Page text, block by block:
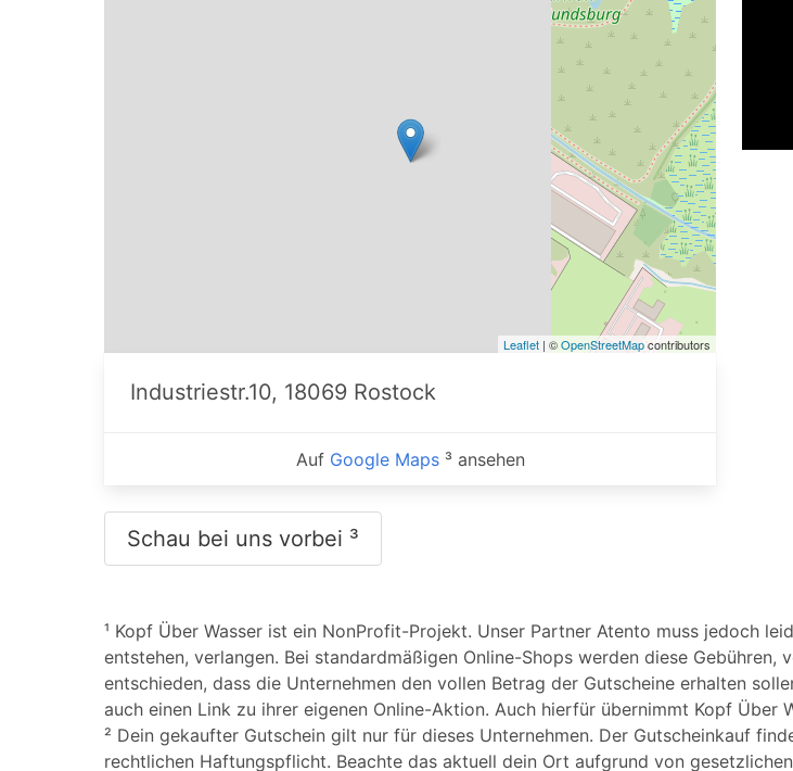
Leaflet | ©OpenStreetMapcontributors
Industriestr.10, 18069 Rostock
Auf Google Maps³ ansehen
Schau bei uns vorbei ³
¹ Kopf Über Wasser ist ein NonProfit-Projekt. Unser Partner Atento muss jedoch
entstehen, verlangen. Bei standardmäßigen Online-Shops werden diese
entschieden, dass die Unternehmen den vollen Betrag der Gutscheine erhalten
auch einen Link zu ihrer eigenen Online-Aktion. Auch hierfür übernimmt Kopf Über
² Dein gekaufter Gutschein gilt nur für dieses Unternehmen. Der Gutscheinkauf
rechtlichen Haftungspflicht. Beachte das aktuell dein Ort aufgrund von